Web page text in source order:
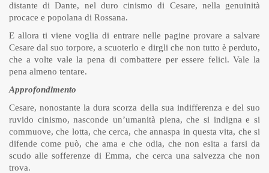
distante di Dante, nel duro cinismo di Cesare, nella genuinità
procace e popolana di Rossana.
E allora ti viene voglia di entrare nelle pagine provare a salvare
Cesare dal suo torpore, a scuoterlo e dirgli che non tutto è perduto,
che a volte vale la pena di combattere per essere felici. Vale la
pena almeno tentare.
Approfondimento
Cesare, nonostante la dura scorza della sua indifferenza e del suo
ruvido cinismo, nasconde un’umanità piena, che si indigna e si
commuove, che lotta, che cerca, che annaspa in questa vita, che si
difende come può, che ama e che odia, che non esita a farsi da
scudo alle sofferenze di Emma, che cerca una salvezza che non
trova.